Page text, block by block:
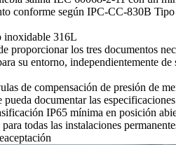
conforme según IPC-CC-830B
inoxidable 316L
proporcionar los tres documentos
su entorno, independientemente
de compensación de presión de
documentar las
IP65 mínima en posición
todas las instalaciones